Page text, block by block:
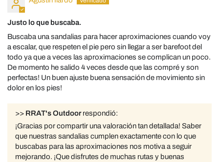
Justo lo que buscaba.
Buscaba una sandalias para hacer aproximaciones cuando voy
a escalar, que respeten el pie pero sin llegar a ser barefoot del
todo ya que a veces las aproximaciones se complican un poco.
De momento he salido 4 veces desde que las compré y son
perfectas! Un buen ajuste buena sensación de movimiento sin
dolor en los pies!
>> RRAT's Outdoorrespondió:
¡Gracias por compartir una valoración tan detallada! Saber
que nuestras sandalias cumplen exactamente con lo que
buscabas para las aproximaciones nos motiva a seguir
mejorando. ¡Que disfrutes de muchas rutas y buenas